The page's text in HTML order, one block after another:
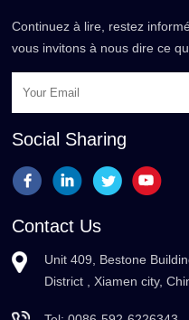
Continuez à lire, restez
vous invitons à nous dire ce
Social Sharing
Contact Us
Unit 409, Bestone
District , Xiamen city,